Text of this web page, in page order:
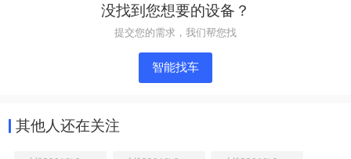
没找到您想要的设备？
提交您的需求，我们帮您找
智能找车
其他人还在关注